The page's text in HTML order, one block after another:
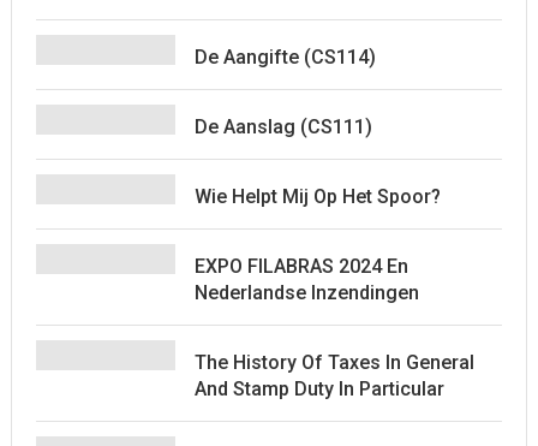
De Aangifte (CS114)
De Aanslag (CS111)
Wie Helpt Mij Op Het Spoor?
EXPO FILABRAS 2024 En
Nederlandse Inzendingen
The History Of Taxes In General
And Stamp Duty In Particular